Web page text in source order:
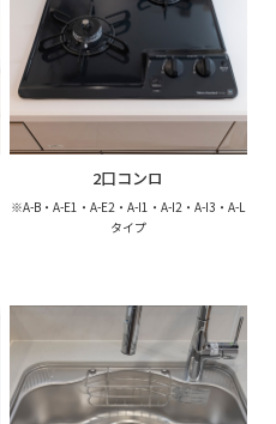
2口コンロ
※A-B・A-E1・A-E2・A-I1・A-I2・A-I3・A-L
タイプ